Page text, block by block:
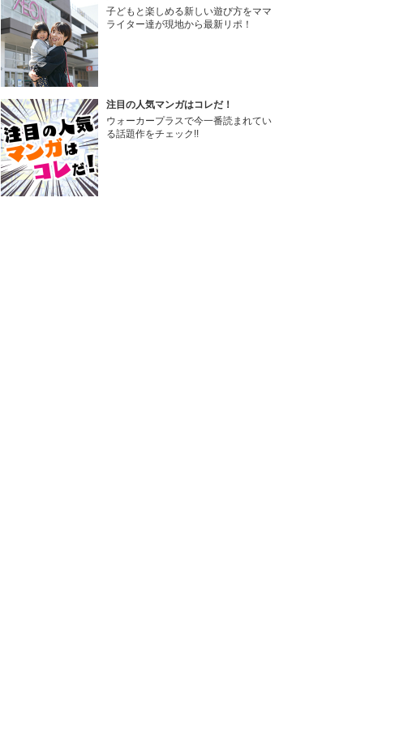
子どもと楽しめる新しい遊び方をママ
ライター達が現地から最新リポ！
注目の人気マンガはコレだ！
ウォーカープラスで今一番読まれてい
る話題作をチェック!!